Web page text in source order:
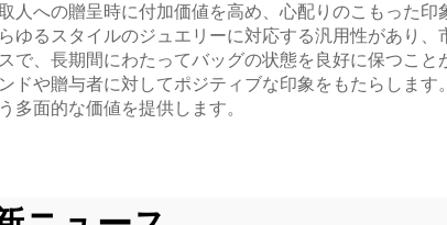
への贈呈時に付加価値を高め、心配りのこもった
るスタイルのジュエリーに対応する汎用性があり
、長期間にわたってバッグの状態を良好に保つこ
や贈与者に対してポジティブな印象をもたらします
面的な価値を提供します。